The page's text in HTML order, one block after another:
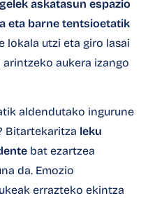
gelek askatasun espazio
eta barne tentsioetatik
lokala utzi eta giro lasai
aukera izango
aldendutako ingurune
Bitartekaritza leku
bat ezartzea
da. Emozio
errazteko ekintza